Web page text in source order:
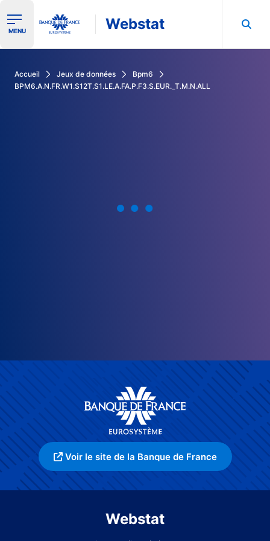
Ouvrir le menu de navigation
MENU Webstat
Accueil Jeux de données
Bpm6
BPM6.A.N.FR.W1.S12T.S1.LE.A.FA.P.F3.S.EUR._T.M.N.ALL
Voir le site de la Banque de France
Webstat